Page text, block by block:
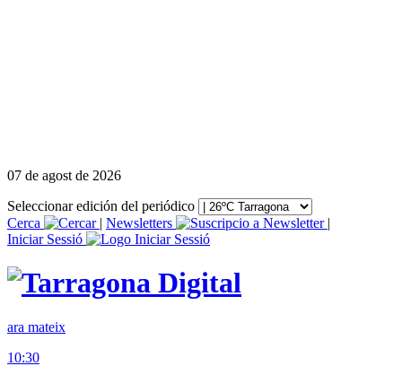
07 de agost de 2026
Seleccionar edición del periódico
Cerca
| Newsletters
|
Iniciar Sessió
ara mateix
10:30